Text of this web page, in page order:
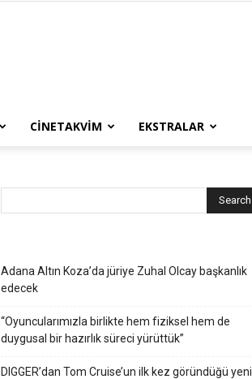
CINETAKVIM EKSTRALAR
Adana Altın Koza’da jüriye Zuhal Olcay başkanlık
edecek
“Oyuncularımızla birlikte hem fiziksel hem de
duygusal bir hazırlık süreci yürüttük”
DIGGER’dan Tom Cruise’un ilk kez göründüğü yeni